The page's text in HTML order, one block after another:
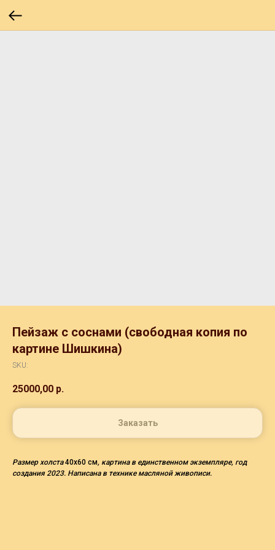
Пейзаж с соснами (свободная копия по
картине Шишкина)
SKU:
25000,00 р.
Заказать
Размер холста40х60 см, картина в единственном экземпляре, год
создания 2023. Написана в технике масляной живописи.